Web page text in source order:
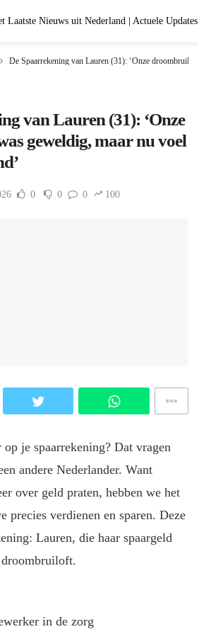
De Spaarrekening van Lauren (31): ‘Onze
van Lauren (31): ‘Onze
geweldig, maar nu voel
0 0 0 100
je spaarrekening? Dat vragen
andere Nederlander. Want
over geld praten, hebben we het
precies verdienen en sparen. Deze
Lauren, die haar spaargeld
droombruiloft.
in de zorg